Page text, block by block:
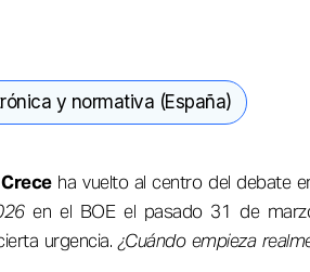
y normativa (España)
ha vuelto al centro del debate
en el BOE el pasado 31 de
urgencia. ¿Cuándo empieza